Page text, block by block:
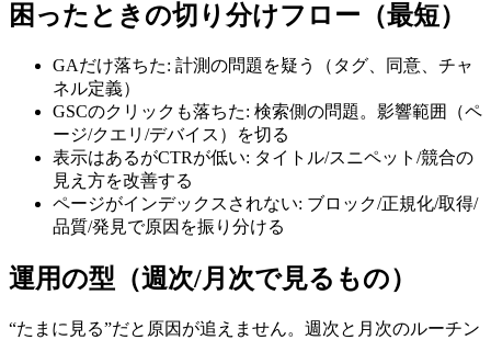
困ったときの切り分けフロー（最短）
GAだけ落ちた: 計測の問題を疑う（タグ、同意、チャ
ネル定義）
GSCのクリックも落ちた: 検索側の問題。影響範囲（ペ
ージ/クエリ/デバイス）を切る
表示はあるがCTRが低い: タイトル/スニペット/競合の
見え方を改善する
ページがインデックスされない: ブロック/正規化/取得/
品質/発見で原因を振り分ける
運用の型（週次/月次で見るもの）
“たまに見る”だと原因が追えません。週次と月次のルーチン